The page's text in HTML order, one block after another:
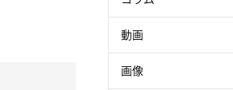
動画
画像